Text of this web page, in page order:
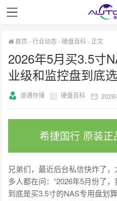
首页 -行业动态-硬盘百科- 正文
2026年5月买3.5寸
业级和监控盘到底
道通存储 硬盘百科 2026
希捷国行 原装
兄弟们，最近后台私信快炸了
多人都在问：“2026年5月份了
到底是买3.5寸的NAS专用盘划